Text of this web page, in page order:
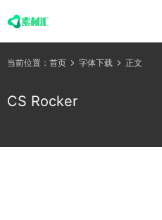
当前位置： 首页 字体下载 正文
CS Rocker